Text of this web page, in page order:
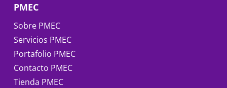
PMEC
Sobre PMEC
Servicios PMEC
Portafolio PMEC
Contacto PMEC
Tienda PMEC